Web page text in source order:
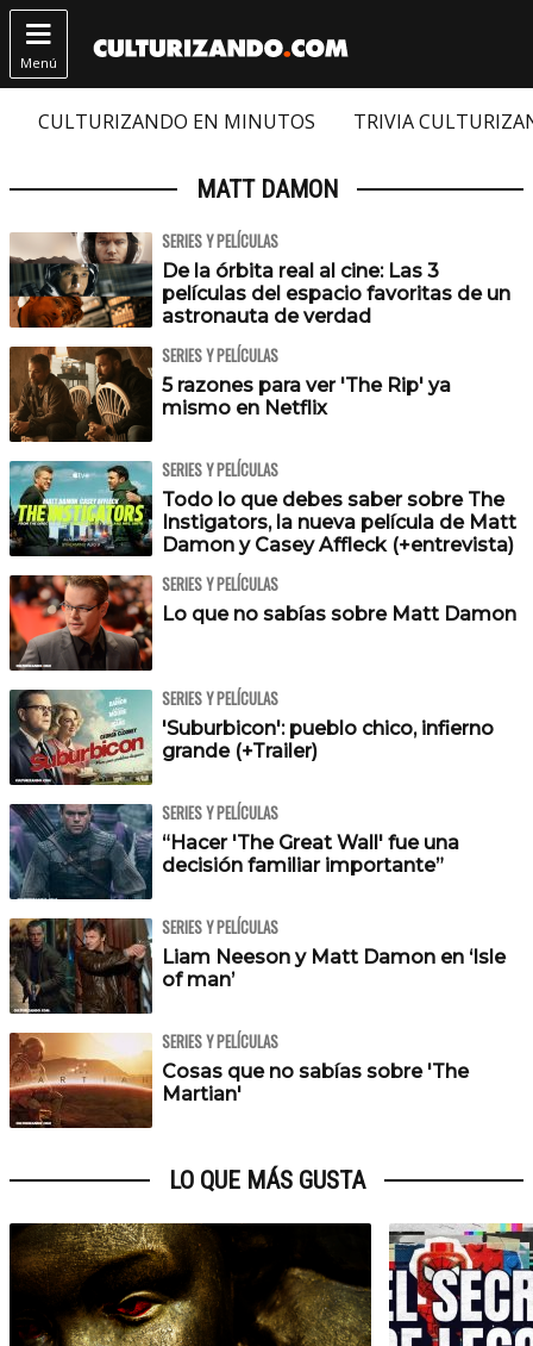

Menú
CULTURIZANDO EN MINUTOS TRIVIA
MATT DAMON
SERIES Y PELÍCULAS
De la órbita real al cine: Las 3
películas del espacio favoritas de un
astronauta de verdad
SERIES Y PELÍCULAS
5 razones para ver 'The Rip' ya
mismo en Netflix
SERIES Y PELÍCULAS
Todo lo que debes saber sobre The
Instigators, la nueva película de Matt
Damon y Casey Affleck (+entrevista)
SERIES Y PELÍCULAS
Lo que no sabías sobre Matt Damon
SERIES Y PELÍCULAS
'Suburbicon': pueblo chico, infierno
grande (+Trailer)
SERIES Y PELÍCULAS
“Hacer 'The Great Wall' fue una
decisión familiar importante”
SERIES Y PELÍCULAS
Liam Neeson y Matt Damon en ‘Isle
of man’
SERIES Y PELÍCULAS
Cosas que no sabías sobre 'The
Martian'
LO QUE MÁS GUSTA